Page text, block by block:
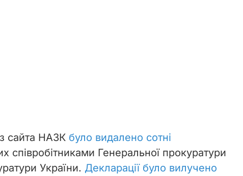
сайта НАЗК було видалено сотні
співробітниками Генеральної прокуратури
України. Декларації було вилучено